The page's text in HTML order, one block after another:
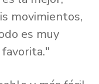
movimientos,
es muy